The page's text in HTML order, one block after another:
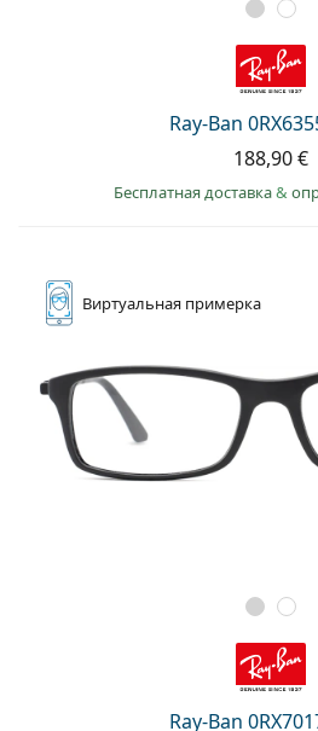
Ray-Ban
188,90 €
Бесплатная доставка&
Виртуальная примерка
Ray-Ban